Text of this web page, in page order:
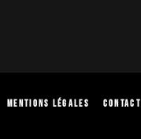
Mentions légales Contact